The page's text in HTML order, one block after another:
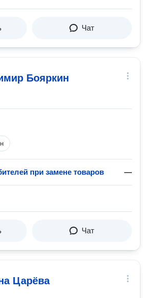
Чат
Бояркин
при замене товаров —
Чат
Царёва